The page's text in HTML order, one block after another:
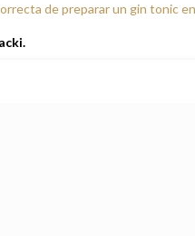
de preparar un gin tonic